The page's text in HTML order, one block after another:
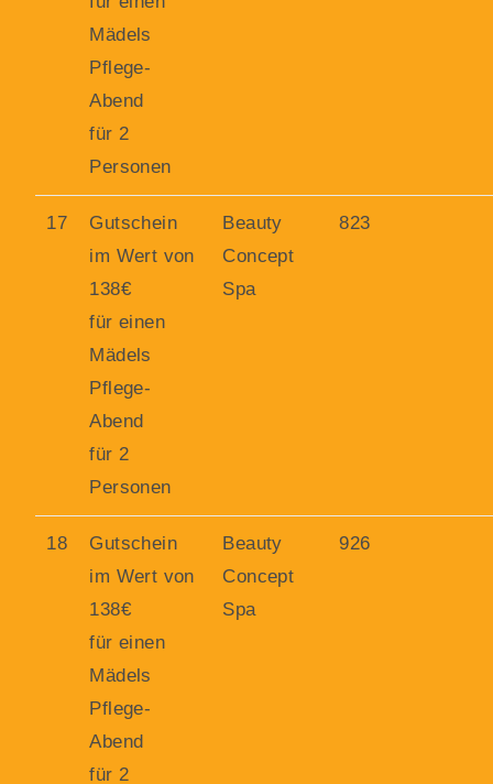
Mädels
Pflege-
Abend
für 2
Personen
17
Gutschein
im Wert von
138€
für einen
Mädels
Pflege-
Abend
für 2
Personen
Beauty
Concept
Spa
823
18
Gutschein
im Wert von
138€
für einen
Mädels
Pflege-
Abend
für 2
Beauty
Concept
Spa
926